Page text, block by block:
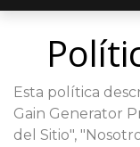
Esta política
Gain Generator
del Sitio",